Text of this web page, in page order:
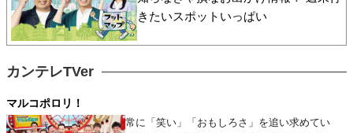
きたいスポットいっぱい
カンテレTVer
マルコポロリ！
常に「笑い」「おもしろさ」を追い求めてい